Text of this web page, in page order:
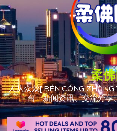
柔
人从众𠈌[ RÉN CÓNG
台：新闻资讯、交流分享